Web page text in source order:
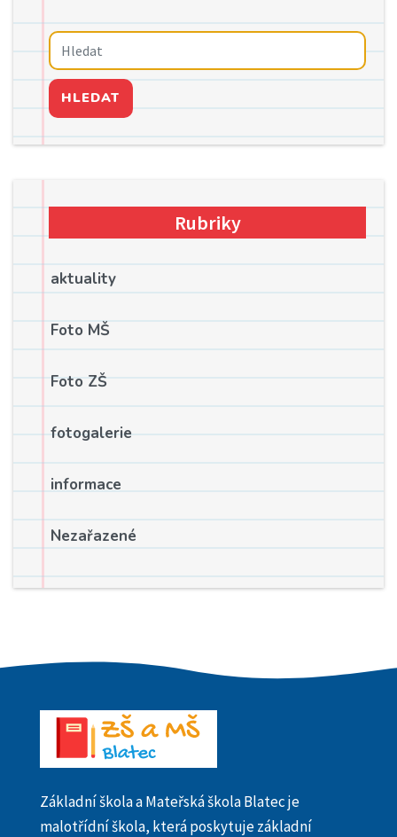
HLEDAT
Rubriky
aktuality
Foto MŠ
Foto ZŠ
fotogalerie
informace
Nezařazené
Základní škola a Mateřská škola Blatec je
malotřídní škola, která poskytuje základní